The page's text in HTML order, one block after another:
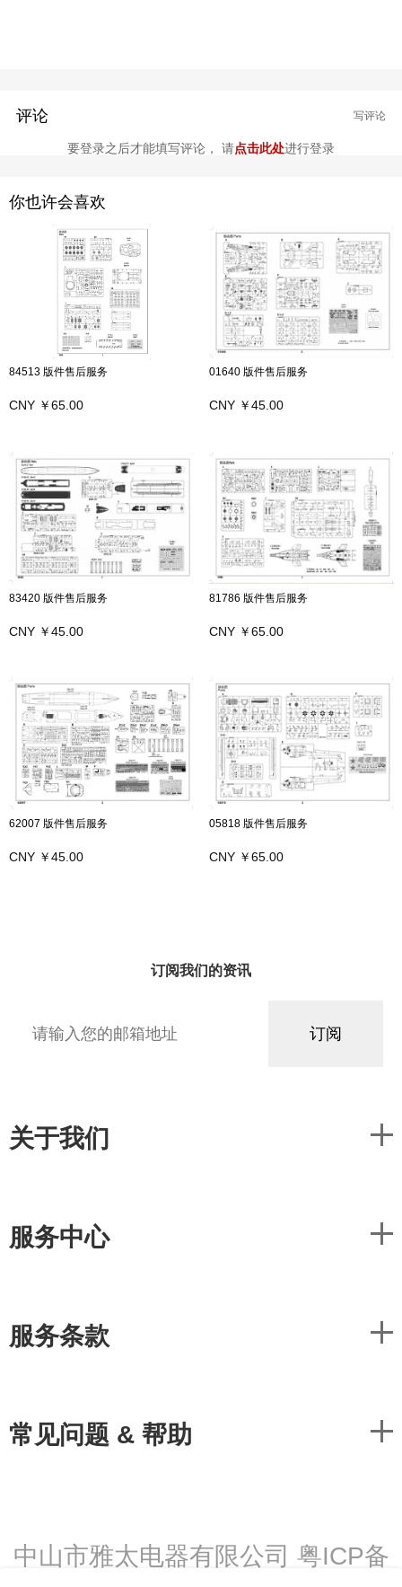
评论 写评论
要登录之后才能填写评论， 请点击此处进行登录
你也许会喜欢
84513 版件售后服务
CNY ￥65.00
01640 版件售后服务
CNY ￥45.00
83420 版件售后服务
CNY ￥45.00
81786 版件售后服务
CNY ￥65.00
62007 版件售后服务
CNY ￥45.00
05818 版件售后服务
CNY ￥65.00
订阅我们的资讯
关于我们
服务中心
服务条款
常见问题 & 帮助
中山市雅太电器有限公司 粤ICP备